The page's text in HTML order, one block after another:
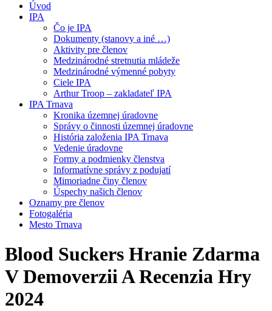
Úvod
IPA
Čo je IPA
Dokumenty (stanovy a iné …)
Aktivity pre členov
Medzinárodné stretnutia mládeže
Medzinárodné výmenné pobyty
Ciele IPA
Arthur Troop – zakladateľ IPA
IPA Trnava
Kronika územnej úradovne
Správy o činnosti územnej úradovne
História založenia IPA Trnava
Vedenie úradovne
Formy a podmienky členstva
Informatívne správy z podujatí
Mimoriadne činy členov
Úspechy našich členov
Oznamy pre členov
Fotogaléria
Mesto Trnava
Blood Suckers Hranie Zdarma
V Demoverzii A Recenzia Hry
2024